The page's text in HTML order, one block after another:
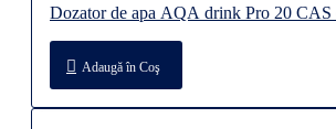
Dozator de apa AQA drink Pro 20 CAS
Adaugă în Coş